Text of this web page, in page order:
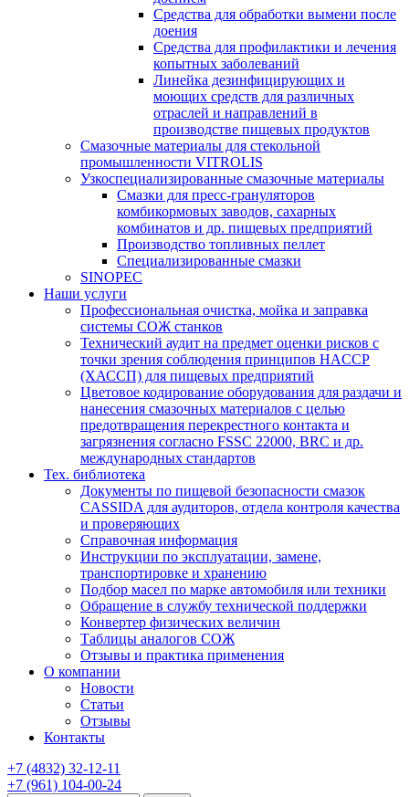
Средства для обработки вымени после
доения
Средства для профилактики и лечения
копытных заболеваний
Линейка дезинфицирующих и
моющих средств для различных
отраслей и направлений в
производстве пищевых продуктов
Смазочные материалы для стекольной
промышленности VITROLIS
Узкоспециализированные смазочные материалы
Смазки для пресс-грануляторов
комбикормовых заводов, сахарных
комбинатов и др. пищевых предприятий
Производство топливных пеллет
Специализированные смазки
SINOPEC
Наши услуги
Профессиональная очистка, мойка и заправка
системы СОЖ станков
Технический аудит на предмет оценки рисков с
точки зрения соблюдения принципов HACCP
(ХАССП) для пищевых предприятий
Цветовое кодирование оборудования для раздачи и
нанесения смазочных материалов с целью
предотвращения перекрестного контакта и
загрязнения согласно FSSC 22000, BRC и др.
международных стандартов
Тех. библиотека
Документы по пищевой безопасности смазок
CASSIDA для аудиторов, отдела контроля качества
и проверяющих
Справочная информация
Инструкции по эксплуатации, замене,
транспортировке и хранению
Подбор масел по марке автомобиля или техники
Обращение в службу технической поддержки
Конвертер физических величин
Таблицы аналогов СОЖ
Отзывы и практика применения
О компании
Новости
Статьи
Отзывы
Контакты
+7 (4832) 32-12-11
+7 (961) 104-00-24